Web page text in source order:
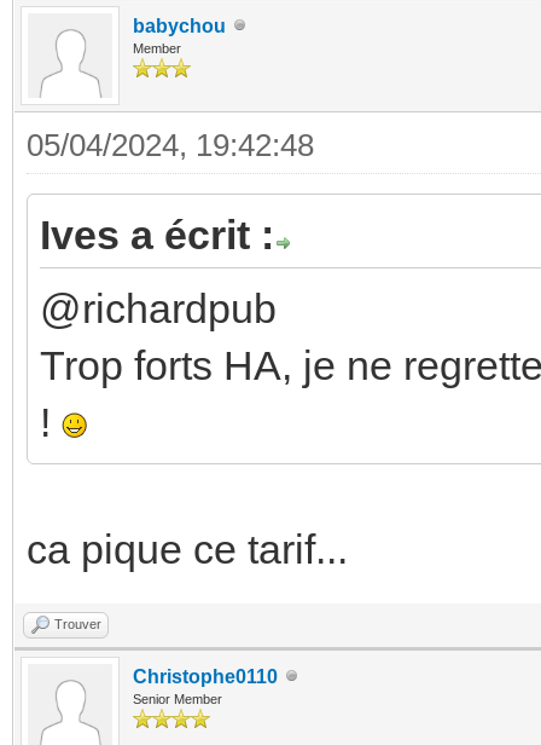
babychou
Member
05/04/2024, 19:42:48
Ives a écrit :
@richardpub
Trop forts HA, je ne
!
ca pique ce tarif...
Trouver
Christophe0110
Senior Member